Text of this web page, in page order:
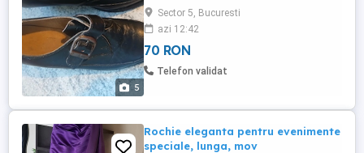
5
Sector 5, Bucuresti
azi 12:42
70 RON
Telefon validat
Rochie eleganta pentru evenimente
speciale, lunga, mov